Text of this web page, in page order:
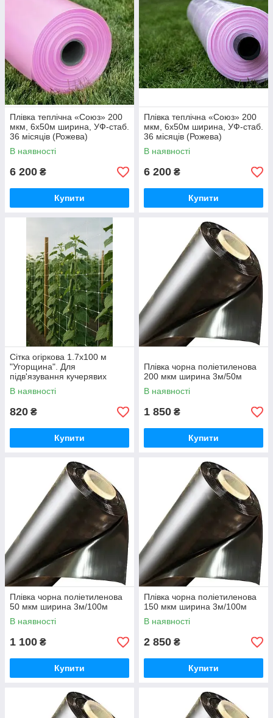
Плівка теплічна «Союз» 200
мкм, 6х50м ширина, УФ-стаб.
36 місяців (Рожева)
В наявності
6 200 ₴
Купити
Плівка теплічна «Союз» 200
мкм, 6х50м ширина, УФ-стаб.
36 місяців (Рожева)
В наявності
6 200 ₴
Купити
Сітка огіркова 1.7х100 м
"Угорщина". Для
підв'язування кучерявих
рослин. Зелена.
В наявності
820 ₴
Купити
Плівка чорна поліетиленова
200 мкм ширина 3м/50м
В наявності
1 850 ₴
Купити
Плівка чорна поліетиленова
50 мкм ширина 3м/100м
В наявності
1 100 ₴
Купити
Плівка чорна поліетиленова
150 мкм ширина 3м/100м
В наявності
2 850 ₴
Купити